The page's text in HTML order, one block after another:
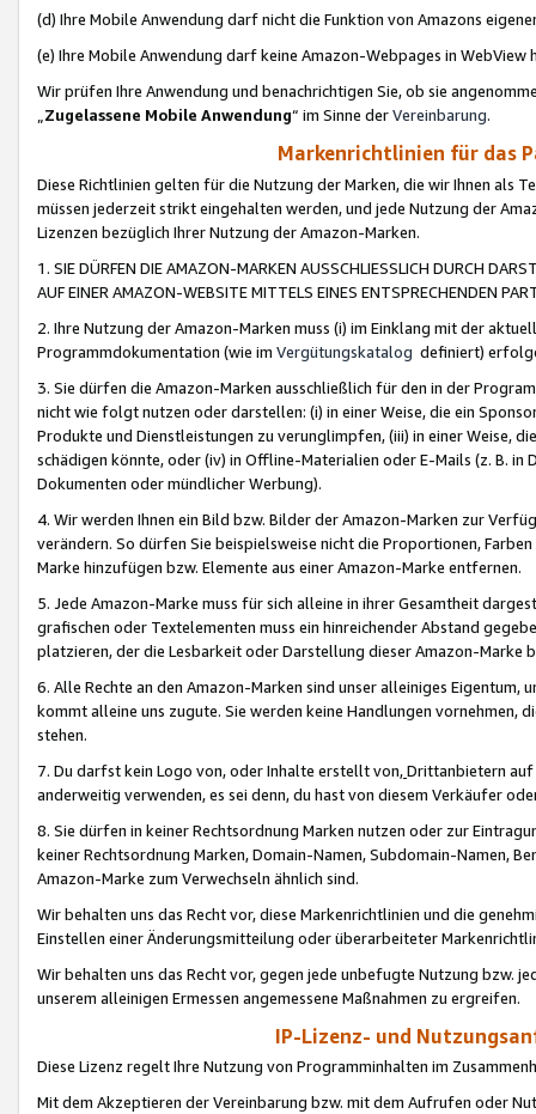
(d) Ihre Mobile Anwendung darf nicht die Funktion von Amazons
(e) Ihre Mobile Anwendung darf keine Amazon-Webpages in WebView
Wir prüfen Ihre Anwendung und benachrichtigen Sie, ob sie
„Zugelassene Mobile Anwendung“ im Sinne derVereinbarung.
Markenrichtlinien für das
Diese Richtlinien gelten für die Nutzung der Marken, die wir Ihnen als
müssen jederzeit strikt eingehalten werden, und jede Nutzung der
Lizenzen bezüglich Ihrer Nutzung der Amazon-Marken.
1. SIE DÜRFEN DIE AMAZON-MARKEN AUSSCHLIESSLICH DURCH
AUF EINER AMAZON-WEBSITE MITTELS EINES ENTSPRECHENDEN
2. Ihre Nutzung der Amazon-Marken muss (i) im Einklang mit der
Programmdokumentation (wie im Vergütungskatalog definiert)
3. Sie dürfen die Amazon-Marken ausschließlich für den in der
nicht wie folgt nutzen oder darstellen: (i) in einer Weise, die ein
Produkte und Dienstleistungen zu verunglimpfen, (iii) in einer Weise,
schädigen könnte, oder (iv) in Offline-Materialien oder E-Mails (z. B. in
Dokumenten oder mündlicher Werbung).
4. Wir werden Ihnen ein Bild bzw. Bilder der Amazon-Marken zur
verändern. So dürfen Sie beispielsweise nicht die Proportionen,
Marke hinzufügen bzw. Elemente aus einer Amazon-Marke entfernen.
5. Jede Amazon-Marke muss für sich alleine in ihrer Gesamtheit
grafischen oder Textelementen muss ein hinreichender Abstand
platzieren, der die Lesbarkeit oder Darstellung dieser Amazon-Marke
6. Alle Rechte an den Amazon-Marken sind unser alleiniges
kommt alleine uns zugute. Sie werden keine Handlungen vornehmen,
stehen.
7. Du darfst kein Logo von, oder Inhalte erstellt von,Drittanbietern auf
anderweitig verwenden, es sei denn, du hast von diesem Verkäufer
8. Sie dürfen in keiner Rechtsordnung Marken nutzen oder zur
keiner Rechtsordnung Marken, Domain-Namen, Subdomain-Namen,
Amazon-Marke zum Verwechseln ähnlich sind.
Wir behalten uns das Recht vor, diese Markenrichtlinien und die
Einstellen einer Änderungsmitteilung oder überarbeiteter
Wir behalten uns das Recht vor, gegen jede unbefugte Nutzung bzw.
unserem alleinigen Ermessen angemessene Maßnahmen zu ergreifen.
IP-Lizenz- und
Diese Lizenz regelt Ihre Nutzung von Programminhalten im
Mit dem Akzeptieren der Vereinbarung bzw. mit dem Aufrufen oder